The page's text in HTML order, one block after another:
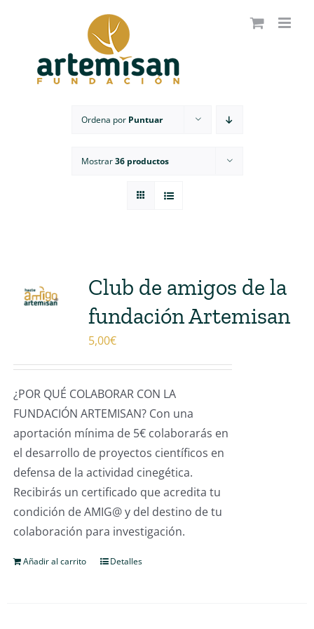
Ordena por Puntuar
Mostrar36 productos
Club de amigos de la
fundación Artemisan
5,00€
¿POR QUÉ COLABORAR CON LA
FUNDACIÓN ARTEMISAN? Con una
aportación mínima de 5€ colaborarás en
el desarrollo de proyectos científicos en
defensa de la actividad cinegética.
Recibirás un certificado que acredita tu
condición de AMIG@ y del destino de tu
colaboración para investigación.
Añadir al carrito Detalles